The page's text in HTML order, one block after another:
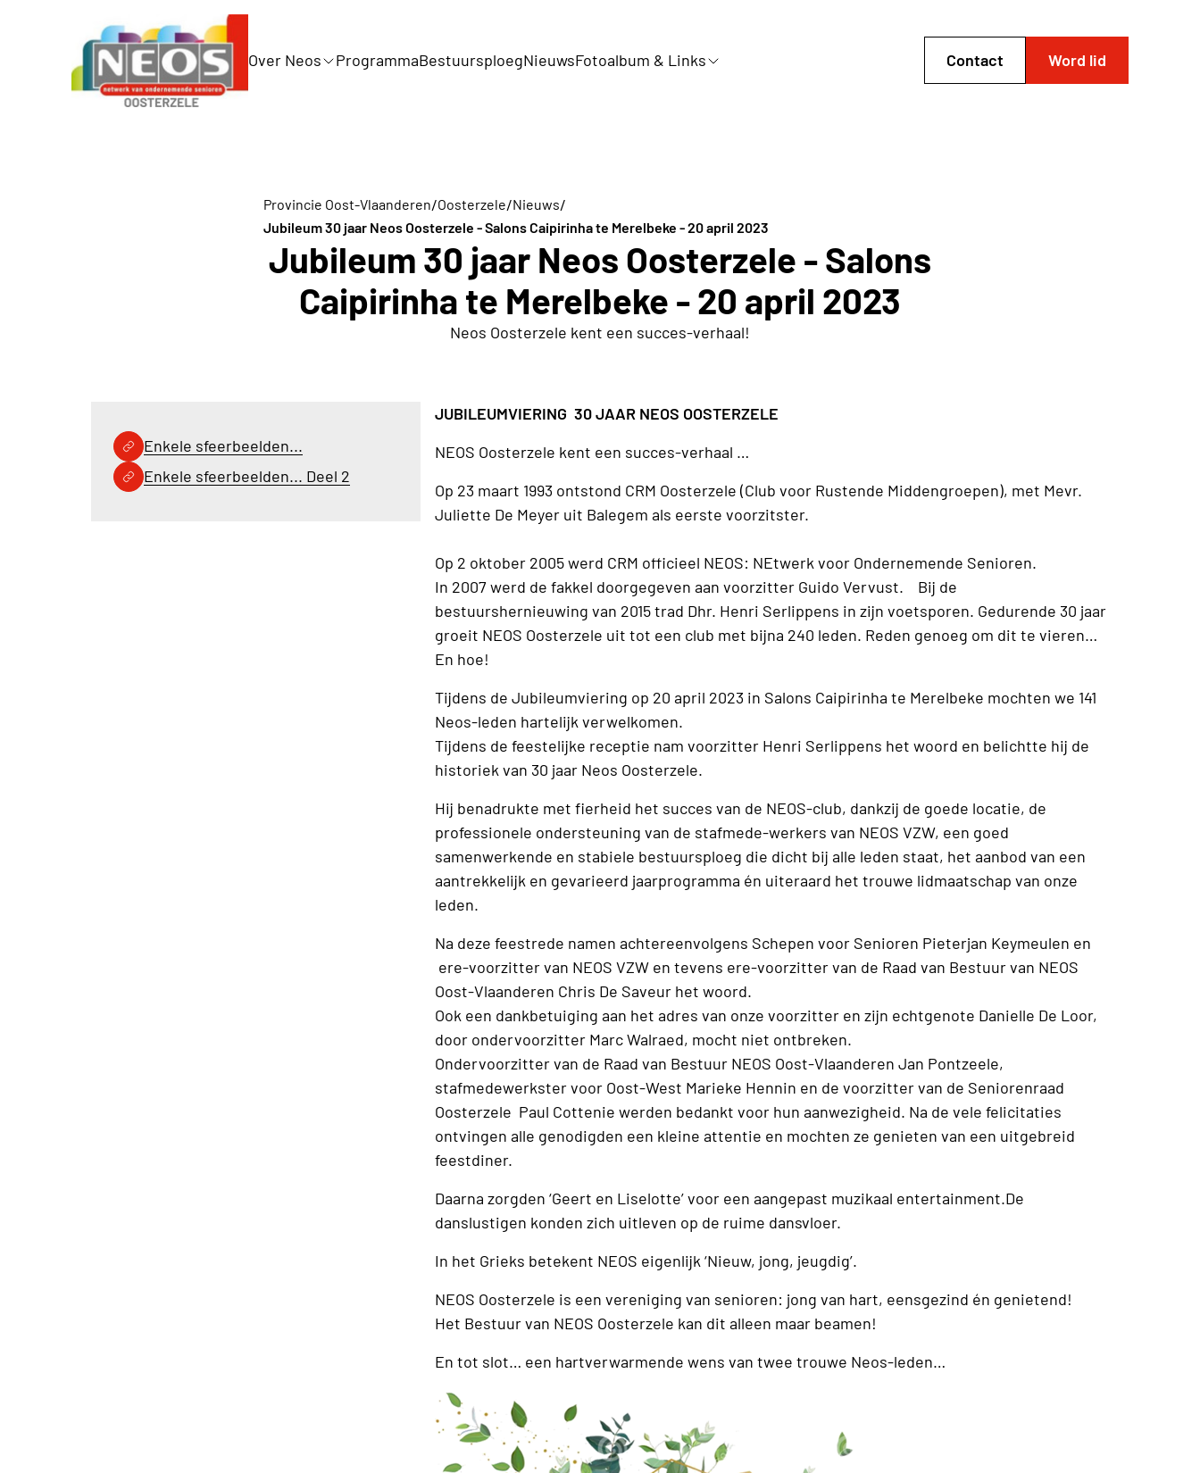
Over Neos ProgrammaBestuursploegNieuwsFotoalbum & Links Contact Word lid
Provincie Oost-Vlaanderen/Oosterzele/Nieuws/
Jubileum 30 jaar Neos Oosterzele - Salons Caipirinha te Merelbeke - 20 april 2023
Jubileum 30 jaar Neos Oosterzele - Salons
Caipirinha te Merelbeke - 20 april 2023
Neos Oosterzele kent een succes-verhaal!
Enkele sfeerbeelden...
Enkele sfeerbeelden... Deel 2
JUBILEUMVIERING 30 JAAR NEOS OOSTERZELE
NEOS Oosterzele kent een succes-verhaal …
Op 23 maart 1993 ontstond CRM Oosterzele (Club voor Rustende Middengroepen), met Mevr.
Juliette De Meyer uit Balegem als eerste voorzitster.
Op 2 oktober 2005 werd CRM officieel NEOS: NEtwerk voor Ondernemende Senioren.
In 2007 werd de fakkel doorgegeven aan voorzitter Guido Vervust. Bij de
bestuurshernieuwing van 2015 trad Dhr. Henri Serlippens in zijn voetsporen. Gedurende 30 jaar
groeit NEOS Oosterzele uit tot een club met bijna 240 leden. Reden genoeg om dit te vieren…
En hoe!
Tijdens de Jubileumviering op 20 april 2023 in Salons Caipirinha te Merelbeke mochten we 141
Neos-leden hartelijk verwelkomen.
Tijdens de feestelijke receptie nam voorzitter Henri Serlippens het woord en belichtte hij de
historiek van 30 jaar Neos Oosterzele.
Hij benadrukte met fierheid het succes van de NEOS-club, dankzij de goede locatie, de
professionele ondersteuning van de stafmede-werkers van NEOS VZW, een goed
samenwerkende en stabiele bestuursploeg die dicht bij alle leden staat, het aanbod van een
aantrekkelijk en gevarieerd jaarprogramma én uiteraard het trouwe lidmaatschap van onze
leden.
Na deze feestrede namen achtereenvolgens Schepen voor Senioren Pieterjan Keymeulen en
ere-voorzitter van NEOS VZW en tevens ere-voorzitter van de Raad van Bestuur van NEOS
Oost-Vlaanderen Chris De Saveur het woord.
Ook een dankbetuiging aan het adres van onze voorzitter en zijn echtgenote Danielle De Loor,
door ondervoorzitter Marc Walraed, mocht niet ontbreken.
Ondervoorzitter van de Raad van Bestuur NEOS Oost-Vlaanderen Jan Pontzeele,
stafmedewerkster voor Oost-West Marieke Hennin en de voorzitter van de Seniorenraad
Oosterzele Paul Cottenie werden bedankt voor hun aanwezigheid. Na de vele felicitaties
ontvingen alle genodigden een kleine attentie en mochten ze genieten van een uitgebreid
feestdiner.
Daarna zorgden ‘Geert en Liselotte’ voor een aangepast muzikaal entertainment.De
danslustigen konden zich uitleven op de ruime dansvloer.
In het Grieks betekent NEOS eigenlijk ‘Nieuw, jong, jeugdig’.
NEOS Oosterzele is een vereniging van senioren: jong van hart, eensgezind én genietend!
Het Bestuur van NEOS Oosterzele kan dit alleen maar beamen!
En tot slot… een hartverwarmende wens van twee trouwe Neos-leden…